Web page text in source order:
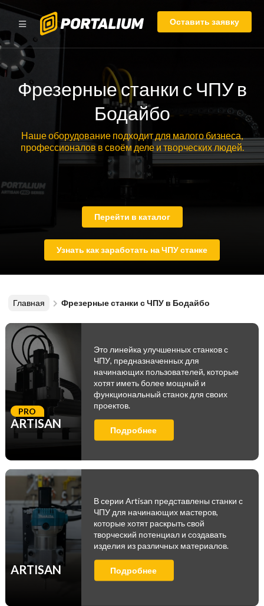
Оставить заявку
Фрезерные станки с ЧПУ в
Бодайбо
Наше оборудование подходит для малого бизнеса,
профессионалов в своём деле и творческих людей.
Перейти в каталог
Узнать как заработать на ЧПУ станке
Главная Фрезерные станки с ЧПУ в Бодайбо
ARTISAN
PRO
Это линейка улучшенных станков с
ЧПУ, предназначенных для
начинающих пользователей, которые
хотят иметь более мощный и
функциональный станок для своих
проектов.
Подробнее
ARTISAN
В серии Artisan представлены станки с
ЧПУ для начинающих мастеров,
которые хотят раскрыть свой
творческий потенциал и создавать
изделия из различных материалов.
Подробнее